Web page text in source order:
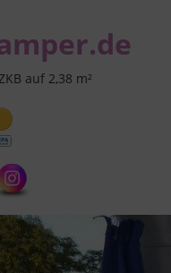
auf 2,38 m²